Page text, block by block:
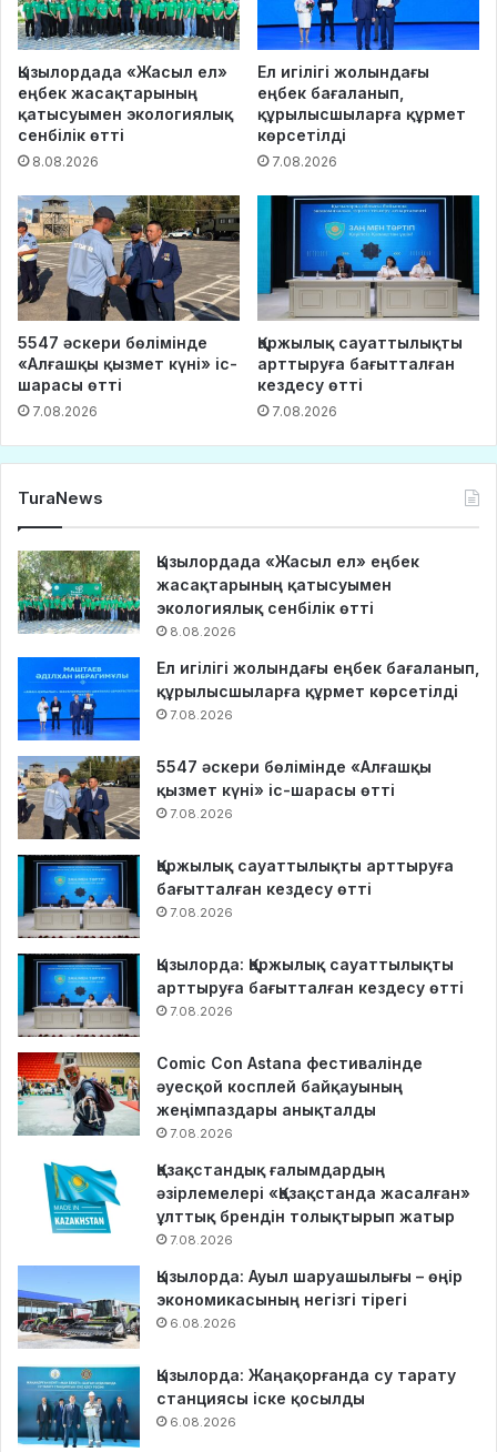
Қызылордада «Жасыл ел»
еңбек жасақтарының
қатысуымен экологиялық
сенбілік өтті
8.08.2026
Ел игілігі жолындағы
еңбек бағаланып,
құрылысшыларға құрмет
көрсетілді
7.08.2026
5547 әскери бөлімінде
«Алғашқы қызмет күні» іс-
шарасы өтті
7.08.2026
Қаржылық сауаттылықты
арттыруға бағытталған
кездесу өтті
7.08.2026
TuraNews
Қызылордада «Жасыл ел» еңбек
жасақтарының қатысуымен
экологиялық сенбілік өтті
8.08.2026
Ел игілігі жолындағы еңбек бағаланып,
құрылысшыларға құрмет көрсетілді
7.08.2026
5547 әскери бөлімінде «Алғашқы
қызмет күні» іс-шарасы өтті
7.08.2026
Қаржылық сауаттылықты арттыруға
бағытталған кездесу өтті
7.08.2026
Қызылорда: Қаржылық сауаттылықты
арттыруға бағытталған кездесу өтті
7.08.2026
Comic Con Astana фестивалінде
әуесқой косплей байқауының
жеңімпаздары анықталды
7.08.2026
Қазақстандық ғалымдардың
әзірлемелері «Қазақстанда жасалған»
ұлттық брендін толықтырып жатыр
7.08.2026
Қызылорда: Ауыл шаруашылығы – өңір
экономикасының негізгі тірегі
6.08.2026
Қызылорда: Жаңақорғанда су тарату
станциясы іске қосылды
6.08.2026